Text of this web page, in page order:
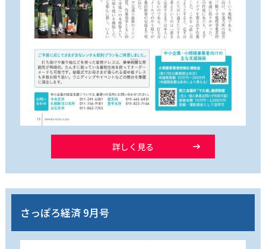
詳しく見る
さっぽろ経済 9月号